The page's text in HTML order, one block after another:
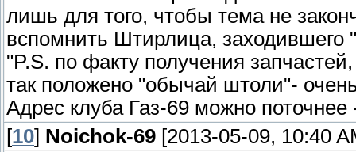
лишь для того, чтобы тема не
вспомнить Штирлица, заходившего
"P.S. по факту получения
так положено "обычай штоли"-
Адрес клуба Газ-69 можно поточнее
[10] Noichok-69 [2013-05-09, 10:40